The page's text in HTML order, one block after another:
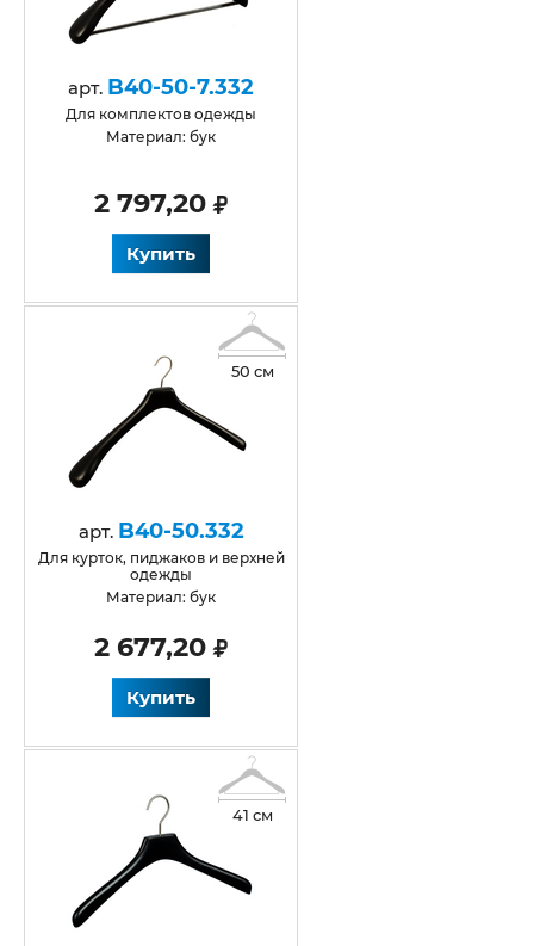
арт. B40-50-7.332
для комплектов одежды
Материал: бук
2 797,20
Купить
50 см
арт. B40-50.332
для курток, пиджаков и верхней
одежды
Материал: бук
2 677,20
Купить
41 см